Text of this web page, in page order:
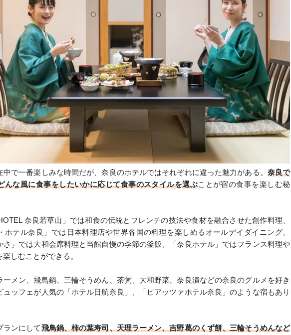
中で一番楽しみな時間だが、奈良のホテルではそれぞれに違った魅力がある。 奈良で
んな風に食事をしたいかに応じて食事のスタイルを選ぶことが宿の食事を楽しむ秘
奈良若草山」では和食の伝統とフレンチの技法や食材を融合させた創作料理、
ホテル奈良」では日本料理店や世界各国の料理を楽しめるオールデイダイニング、
さ」では大和会席料理と当館自慢の季節の釜飯、「奈良ホテル」ではフランス料理や
しむことができる。
ーメン、飛鳥鍋、三輪そうめん、茶粥、大和野菜、奈良漬などの奈良のグルメを好き
ュッフェが人気の「ホテル日航奈良」、「ピアッツァホテル奈良」のような宿もあり
ランにして飛鳥鍋、柿の葉寿司、天理ラーメン、吉野葛のくず餅、三輪そうめんなど